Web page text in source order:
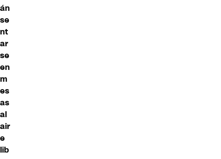
án
se
nt
ar
se
en
m
es
as
al
air
e
lib